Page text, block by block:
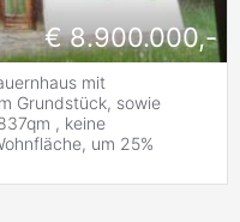
€ 8.900.000,-
mit
Grundstück, sowie
, keine
um 25%